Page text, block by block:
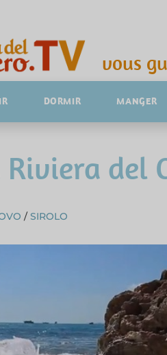
vous
DORMIR MANGER
del
/SIROLO